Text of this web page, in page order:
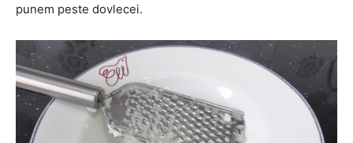
punem peste dovlecei.